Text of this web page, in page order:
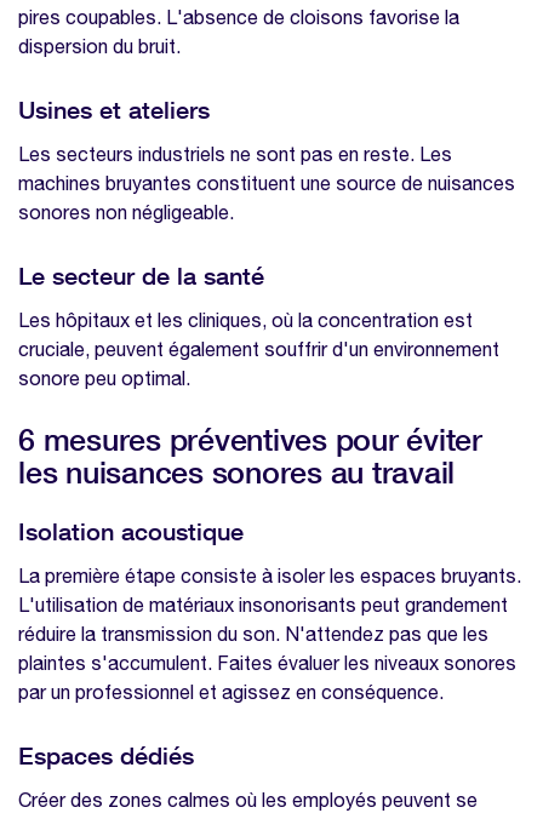
pires coupables. L'absence de cloisons favorise la
dispersion du bruit.
Usines et ateliers
Les secteurs industriels ne sont pas en reste. Les
machines bruyantes constituent une source de nuisances
sonores non négligeable.
Le secteur de la santé
Les hôpitaux et les cliniques, où la concentration est
cruciale, peuvent également souffrir d'un environnement
sonore peu optimal.
6 mesures préventives pour éviter
les nuisances sonores au travail
Isolation acoustique
La première étape consiste à isoler les espaces bruyants.
L'utilisation de matériaux insonorisants peut grandement
réduire la transmission du son. N'attendez pas que les
plaintes s'accumulent. Faites évaluer les niveaux sonores
par un professionnel et agissez en conséquence.
Espaces dédiés
Créer des zones calmes où les employés peuvent se